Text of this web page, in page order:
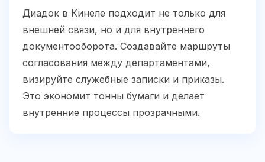
Диадок в Кинеле подходит не только для
внешней связи, но и для внутреннего
документооборота. Создавайте маршруты
согласования между департаментами,
визируйте служебные записки и приказы.
Это экономит тонны бумаги и делает
внутренние процессы прозрачными.